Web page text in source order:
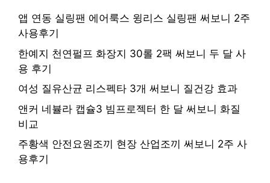
앱 연동 실링팬 에어룩스 윙리스 실링팬 써보니 2주
사용후기
한예지 천연펄프 화장지 30롤 2팩 써보니 두 달 사
용 후기
여성 질유산균 리스펙타 3개 써보니 질건강 효과
앤커 네뷸라 캡슐3 빔프로젝터 한 달 써보니 화질
비교
주황색 안전요원조끼 현장 산업조끼 써보니 2주 사
용후기